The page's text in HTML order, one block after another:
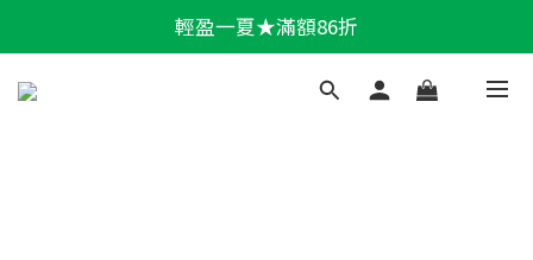
輕盈一夏★滿額86折
輕盈一夏★滿額86折
新會員📣送300購物金 > 立即註冊